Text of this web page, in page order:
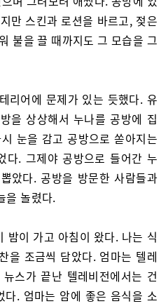
만 스킨과 로션을 바르고, 젖은
불을 끌 때까지도 그 모습을 그
리어에 문제가 있는 듯했다. 유
을 상상해서 누나를 공방에 집
눈을 감고 공방으로 쏟아지는
다. 그제야 공방으로 들어간 누
았다. 공방을 방문한 사람들과
을 놀렸다.
밤이 가고 아침이 왔다. 나는 식
을 조금씩 담았다. 엄마는 텔레
스가 끝난 텔레비전에서는 건
다. 엄마는 암에 좋은 음식을 소